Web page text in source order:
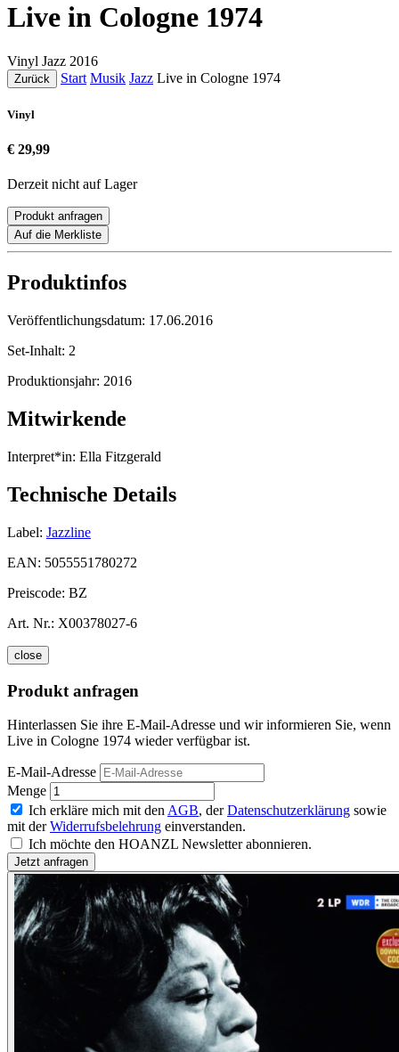
Live in Cologne 1974
Vinyl Jazz 2016
Zurück Start Musik Jazz Live in Cologne 1974
Vinyl
€ 29,99
Derzeit nicht auf Lager
Produkt anfragen
Auf die Merkliste
Produktinfos
Veröffentlichungsdatum: 17.06.2016
Set-Inhalt: 2
Produktionsjahr: 2016
Mitwirkende
Interpret*in: Ella Fitzgerald
Technische Details
Label: Jazzline
EAN: 5055551780272
Preiscode: BZ
Art. Nr.: X00378027-6
close
Produkt anfragen
Hinterlassen Sie ihre E-Mail-Adresse und wir informieren Sie, wenn
Live in Cologne 1974 wieder verfügbar ist.
E-Mail-Adresse
Menge
Ich erkläre mich mit den AGB, derDatenschutzerklärung sowie
mit derWiderrufsbelehrung einverstanden.
Ich möchte den HOANZL Newsletter abonnieren.